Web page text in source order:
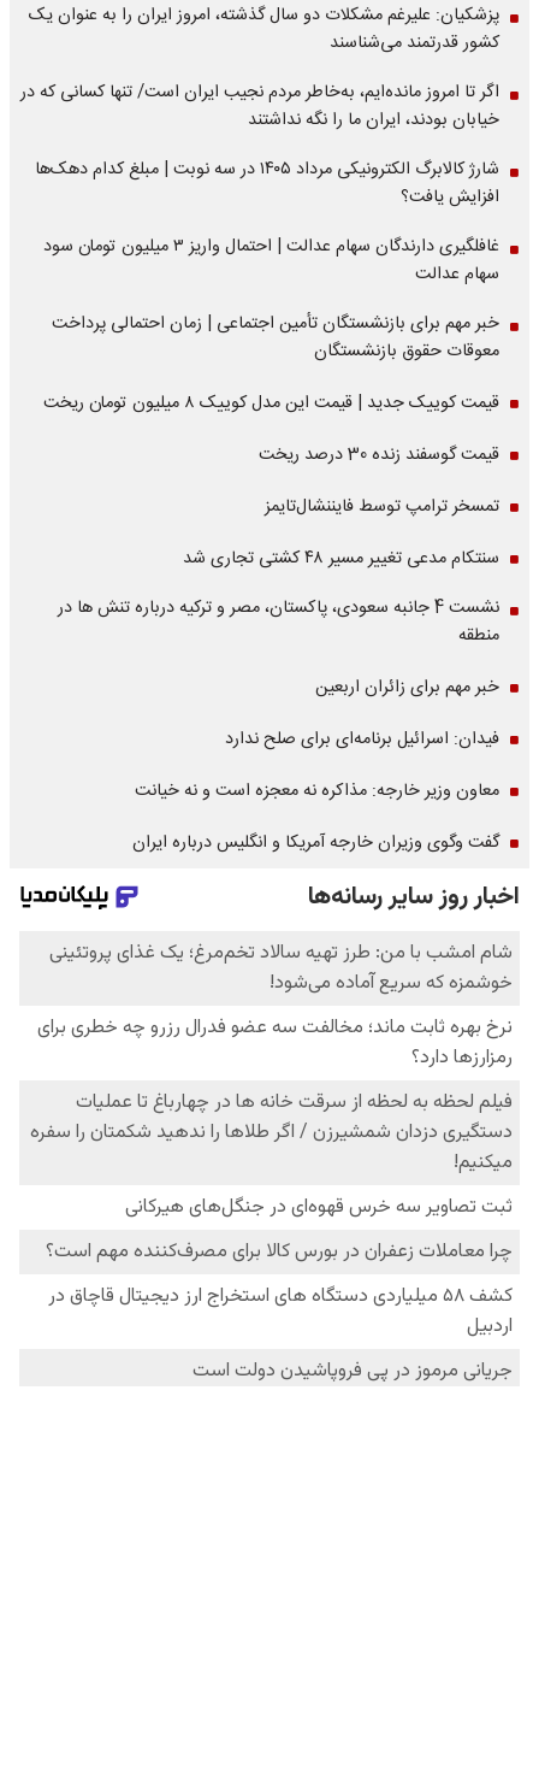
پزشکیان: علیرغم مشکلات دو سال گذشته، امروز ایران را به عنوان یک
کشور قدرتمند می‌شناسند
اگر تا امروز مانده‌ایم، به‌خاطر مردم نجیب ایران است/ تنها کسانی که در
خیابان بودند، ایران ما را نگه نداشتند
شارژ کالابرگ الکترونیکی مرداد ۱۴۰۵ در سه نوبت | مبلغ کدام دهک‌ها
افزایش یافت؟
غافلگیری دارندگان سهام عدالت | احتمال واریز ۳ میلیون تومان سود
سهام عدالت
خبر مهم برای بازنشستگان تأمین اجتماعی | زمان احتمالی پرداخت
معوقات حقوق بازنشستگان
قیمت کوییک جدید | قیمت این مدل کوییک ۸ میلیون تومان ریخت
قیمت گوسفند زنده 30 درصد ریخت
تمسخر ترامپ توسط فایننشال‌تایمز
سنتکام مدعی تغییر مسیر ۴۸ کشتی تجاری شد
نشست 4 جانبه سعودی، پاکستان، مصر و ترکیه درباره تنش ها در
منطقه
خبر مهم برای زائران اربعین
فیدان: اسرائیل برنامه‌ای برای صلح ندارد
معاون وزیر خارجه: مذاکره نه معجزه است و نه خیانت
گفت وگوی وزیران خارجه آمریکا و انگلیس درباره ایران